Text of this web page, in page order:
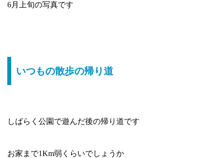
6月上旬の写真です
いつもの散歩の帰り道
しばらく公園で遊んだ後の帰り道です
お家まで1Km弱くらいでしょうか